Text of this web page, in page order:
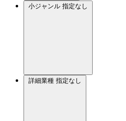
小ジャンル 指定なし
詳細業種 指定なし